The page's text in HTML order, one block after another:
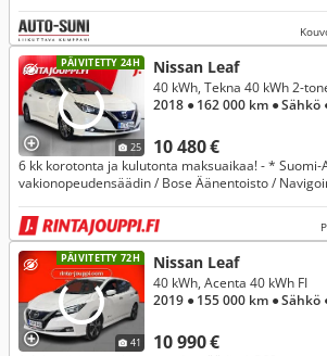
PÄIVITETTY 24H
25
Nissan Leaf
10 480 €
40 kWh, Tekna 40 kWh 2-
2018 ● 162 000 km ● Sähkö
6 kk korotonta ja kulutonta maksuaikaa! - *
vakionopeudensäädin / Bose Äänentoisto /
PÄIVITETTY 72H
41
Nissan Leaf
10 990 €
40 kWh, Acenta 40 kWh FI
2019 ● 155 000 km ● Sähkö